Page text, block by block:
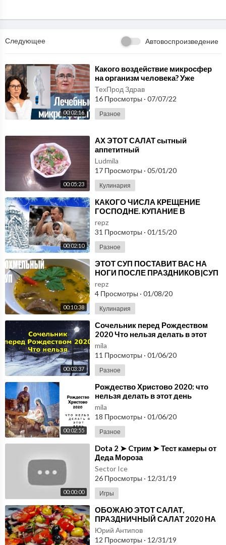
ВСТУПАЙТЕ В ГРУППУ В ВК! ➔ https://vk.com/youtests
Следующее Автовоспроизведение
00:02:16
⁣Какого воздействие микросфер
на организм человека? Уже
перестали выпадать волосы, а
что дальше?
ТехПрод Здрав
16 Просмотры · 07/07/22
Разное
00:05:23
⁣АХ ЭТОТ САЛАТ сытный
аппетитный
Ludmila
17 Просмотры · 05/01/20
Кулинария
00:02:10
⁣КАКОГО ЧИСЛА КРЕЩЕНИЕ
ГОСПОДНЕ. КУПАНИЕ В
ПРОРУБИ НА КРЕЩЕНИЕ...
repz
31 Просмотры · 01/15/20
Разное
00:10:38
⁣ЭТОТ СУП ПОСТАВИТ ВАС НА
НОГИ ПОСЛЕ ПРАЗДНИКОВ|СУП
repz
4 Просмотры · 01/08/20
Кулинария
00:03:37
⁣Сочельник перед Рождеством
2020 Что нельзя делать в этот
день
mila
11 Просмотры · 01/06/20
Разное
00:02:55
⁣Рождество Христово 2020: что
нельзя делать в этот день
mila
18 Просмотры · 01/06/20
Разное
00:00:00
⁣Dota 2 ➤ Cтрим ➤ Тест камеры от
Деда Мороза
Sector Ice
26 Просмотры · 12/31/19
Игры
⁣ОБОЖАЮ ЭТОТ САЛАТ,
ПРАЗДНИЧНЫЙ САЛАТ 2020 НА
СКОРУЮ РУКУ! ПРАЗДНИЧНЫЕ
САЛАТЫ 2020
Юрий Антипов
12 Просмотры · 12/31/19